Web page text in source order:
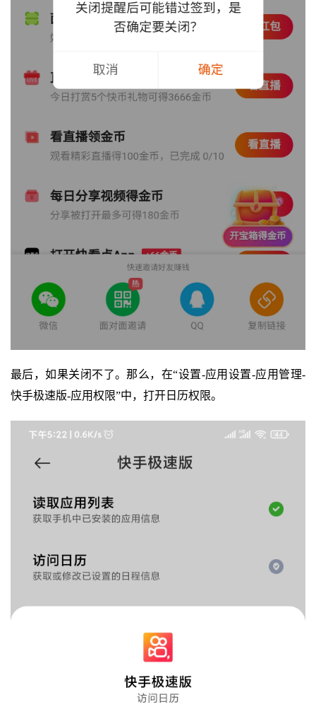
最后，如果关闭不了。那么，在“设置-应用设置-应用管理-
快手极速版-应用权限”中，打开日历权限。